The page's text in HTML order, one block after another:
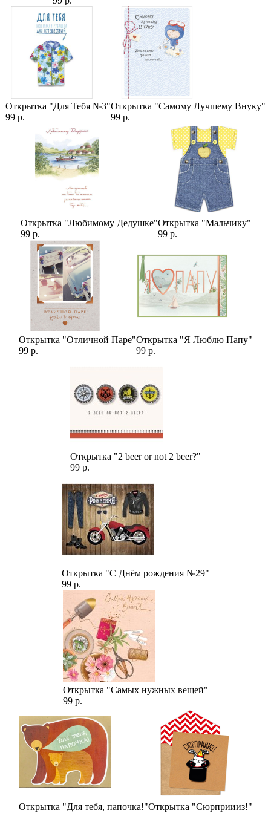
Сборка в дизайнерскую упаковку (26-55)
Категории:
Цветы на 14 февраля Букеты Любимой,Цены
Девушке
Открытка "Для Тебя №3"
99 р.
Открытка "Самому Лучшему Внуку"
99 р.
Открытка "Любимому Дедушке"
99 р.
Открытка "Мальчику"
99 р.
Открытка "Отличной Паре"
99 р.
Открытка "Я Люблю Папу"
99 р.
Открытка "2 beer or not 2 beer?"
99 р.
Открытка "С Днём рождения №29"
99 р.
Открытка "Самых нужных вещей"
99 р.
Открытка "Для тебя, папочка!"Открытка "Сюрприииз!"